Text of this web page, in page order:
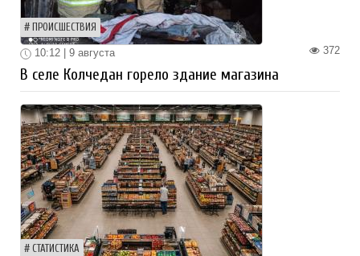
ПРОИСШЕСТВИЯ
372
10:12 | 9 августа
В селе Колчедан горело здание магазина
СТАТИСТИКА